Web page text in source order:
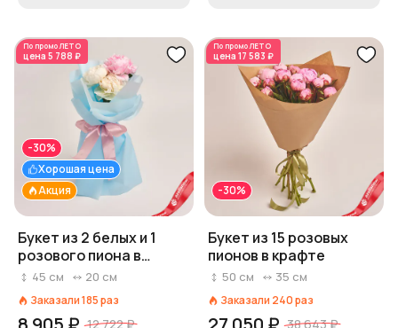
По промоЛЕТО
цена 5 788 ₽
Акция
Хорошая цена
-30%
Букет из 2 белых и 1
розового пиона в
голубой пленке
45 см 20 см
Заказали185раз
12 722 ₽
По промоЛЕТО
цена 17 583 ₽
-30%
Букет из 15 розовых
пионов в крафте
50 см 35 см
Заказали 240раз
38 643 ₽